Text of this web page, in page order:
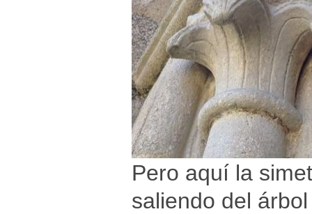
Pero aquí la
saliendo del